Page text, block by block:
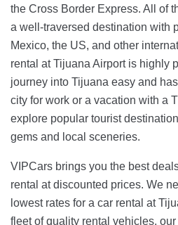
the Cross Border Express. All of
a well-traversed destination with
Mexico, the US, and other
rental at Tijuana Airport is highly
journey into Tijuana easy and
city for work or a vacation with a
explore popular tourist
gems and local sceneries.
VIPCars brings you the best
rental at discounted prices. We
lowest rates for a car rental at
fleet of quality rental vehicles,